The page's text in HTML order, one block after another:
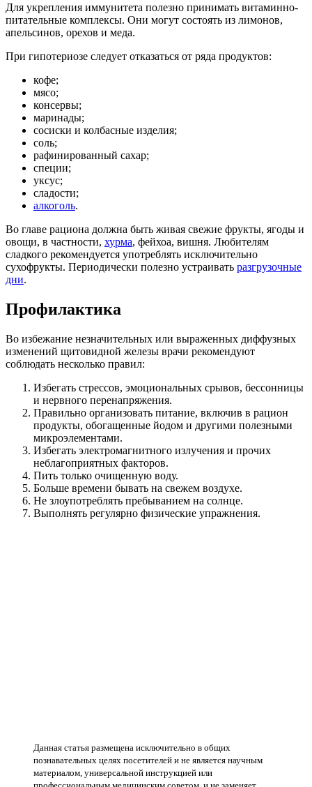
Для укрепления иммунитета полезно принимать витаминно-
питательные комплексы. Они могут состоять из лимонов,
апельсинов, орехов и меда.
При гипотериозе следует отказаться от ряда продуктов:
кофе;
мясо;
консервы;
маринады;
сосиски и колбасные изделия;
соль;
рафинированный сахар;
специи;
уксус;
сладости;
алкоголь.
Во главе рациона должна быть живая свежие фрукты, ягоды и
овощи, в частности, хурма, фейхоа, вишня. Любителям
сладкого рекомендуется употреблять исключительно
сухофрукты. Периодически полезно устраивать разгрузочные
дни.
Профилактика
Во избежание незначительных или выраженных диффузных
изменений щитовидной железы врачи рекомендуют
соблюдать несколько правил:
Избегать стрессов, эмоциональных срывов, бессонницы
и нервного перенапряжения.
Правильно организовать питание, включив в рацион
продукты, обогащенные йодом и другими полезными
микроэлементами.
Избегать электромагнитного излучения и прочих
неблагоприятных факторов.
Пить только очищенную воду.
Больше времени бывать на свежем воздухе.
Не злоупотреблять пребыванием на солнце.
Выполнять регулярно физические упражнения.
Данная статья размещена исключительно в общих
познавательных целях посетителей и не является научным
материалом, универсальной инструкцией или